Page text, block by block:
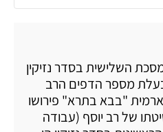
השלישית בסדר נזיקין
מספר הדפים הרב
"בבא בתרא" פירושו
של רב יוסף (עבודה